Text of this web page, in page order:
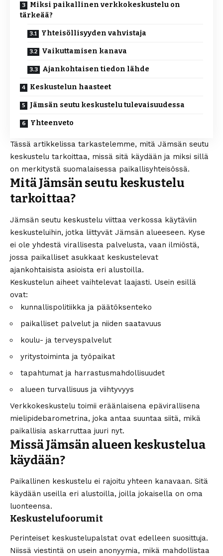
Miksi paikallinen verkkokeskustelu on
tärkeää?
Yhteisöllisyyden vahvistaja
Vaikuttamisen kanava
Ajankohtaisen tiedon lähde
Keskustelun haasteet
Jämsän seutu keskustelu tulevaisuudessa
Yhteenveto
Tässä artikkelissa tarkastelemme, mitä Jämsän seutu
keskustelu tarkoittaa, missä sitä käydään ja miksi sillä
on merkitystä suomalaisessa paikallisyhteisössä.
Mitä Jämsän seutu keskustelu
tarkoittaa?
Jämsän seutu keskustelu viittaa verkossa käytäviin
keskusteluihin, jotka liittyvät Jämsän alueeseen. Kyse
ei ole yhdestä virallisesta palvelusta, vaan ilmiöstä,
jossa paikalliset asukkaat keskustelevat
ajankohtaisista asioista eri alustoilla.
Keskustelun aiheet vaihtelevat laajasti. Usein esillä
ovat:
kunnallispolitiikka ja päätöksenteko
paikalliset palvelut ja niiden saatavuus
koulu- ja terveyspalvelut
yritystoiminta ja työpaikat
tapahtumat ja harrastusmahdollisuudet
alueen turvallisuus ja viihtyvyys
Verkkokeskustelu toimii eräänlaisena epävirallisena
mielipidebarometrina, joka antaa suuntaa siitä, mikä
paikallisia askarruttaa juuri nyt.
Missä Jämsän alueen keskustelua
käydään?
Paikallinen keskustelu ei rajoitu yhteen kanavaan. Sitä
käydään useilla eri alustoilla, joilla jokaisella on oma
luonteensa.
Keskustelufoorumit
Perinteiset keskustelupalstat ovat edelleen suosittuja.
Niissä viestintä on usein anonyymia, mikä mahdollistaa